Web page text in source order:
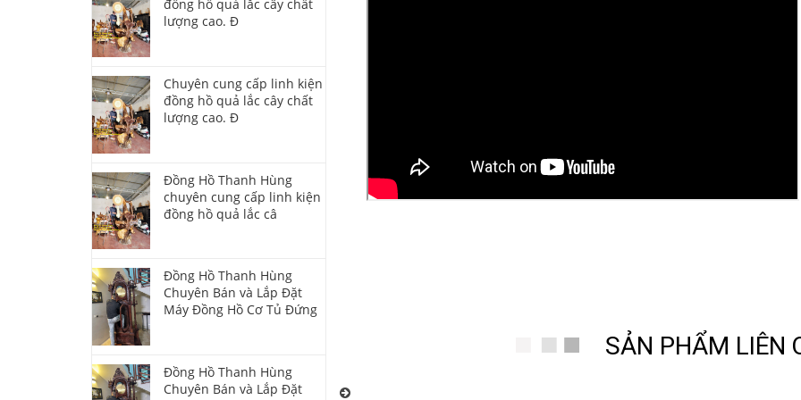
SẢN PHẨM LIÊN
Đồng Hồ Thanh Hùng Chuyên Bán và Lắp Đặt Máy Đồng Hồ Cơ Tủ Đứng Toàn
đồng hồ quả lắc cây chất
lượng cao. Đ
Chuyên cung cấp linh kiện
đồng hồ quả lắc cây chất
lượng cao. Đ
Đồng Hồ Thanh Hùng
chuyên cung cấp linh kiện
đồng hồ quả lắc câ
Đồng Hồ Thanh Hùng
Chuyên Bán và Lắp Đặt
Máy Đồng Hồ Cơ Tủ Đứng
Đồng Hồ Thanh Hùng
Chuyên Bán và Lắp Đặt